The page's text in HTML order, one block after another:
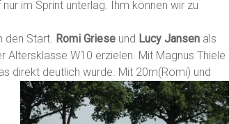
im Sprint unterlag. Ihm können wir zu
den Start. Romi Griese und Lucy Jansen als
Altersklasse W10 erzielen. Mit Magnus Thiele
direkt deutlich wurde. Mit 20m(Romi) und